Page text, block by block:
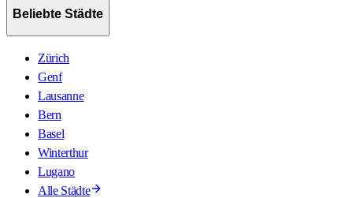
Beliebte Städte
Zürich
Genf
Lausanne
Bern
Basel
Winterthur
Lugano
Alle Städte